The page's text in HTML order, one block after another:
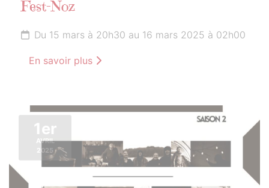
Fest-Noz
Du 15 mars à 20h30 au 16 mars 2025 à 02h00
En savoir plus
1er
AVRIL
2025